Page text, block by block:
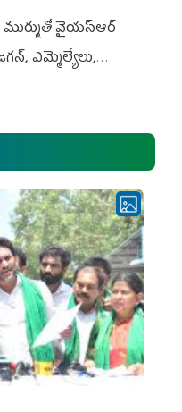
ముర్ముతో వైయ‌స్ఆర్
ఎమ్మెల్యేలు,